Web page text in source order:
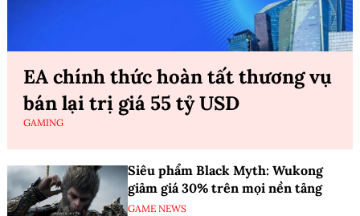
EA chính thức hoàn tất thương vụ
bán lại trị giá 55 tỷ USD
GAMING
Siêu phẩm Black Myth: Wukong
giảm giá 30% trên mọi nền tảng
GAME NEWS